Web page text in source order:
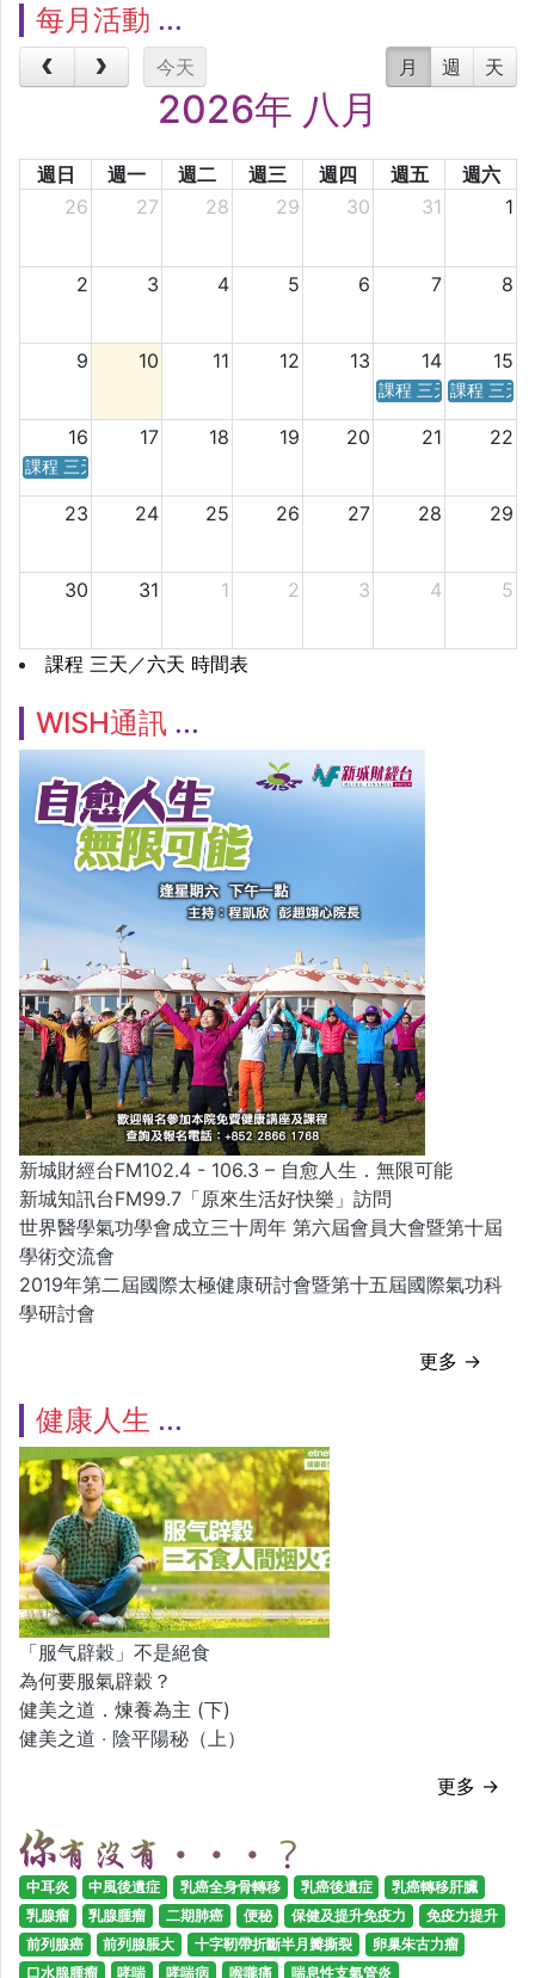
每月活動
今天 月 週 天
2026年 八月
週日 週一 週二 週三 週四 週五
週六
26
27 28 29 30 31 1
2 3 4 5 6 7 8
9 10 11 12 13 14 15
課程 三天／六天 時
課程 三天
16 17 18 19 20 21 22
課程 三天／六天 時間表
23 24 25 26 27 28 29
30 31 1 2 3 4 5
課程 三天／六天 時間表
WISH通訊
新城財經台FM102.4 - 106.3 – 自愈人生．無限可能
新城知訊台FM99.7「原來生活好快樂」訪問
世界醫學氣功學會成立三十周年 第六屆會員大會暨第十屆
學術交流會
2019年第二屆國際太極健康研討會暨第十五屆國際氣功科
學研討會
更多 →
健康人生
「服气辟穀」不是絕食
為何要服氣辟穀？
健美之道．煉養為主 (下)
健美之道 ‧ 陰平陽秘（上）
更多 →
中耳炎 中風後遺症 乳癌全身骨轉移 乳癌後遺症
乳癌轉移肝臟
乳腺瘤
乳腺腫瘤 二期肺癌 便秘 保健及提升免疫力
免疫力提升
前列腺癌
前列腺脹大 十字靭帶折斷半月瓣撕裂
卵巢朱古力瘤
口水腺腫瘤
哮喘 哮喘病 喉嚨痛 喘息性支氣管炎